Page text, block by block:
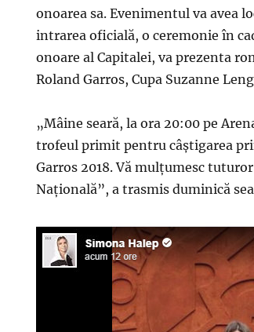
onoarea sa. Evenimentul va avea
intrarea oficială, o ceremonie în
onoare al Capitalei, va prezenta
Roland Garros, Cupa Suzanne
„Mâine seară, la ora 20:00 pe
trofeul primit pentru câștigarea
Garros 2018. Vă mulțumesc
Națională”, a trasmis duminică